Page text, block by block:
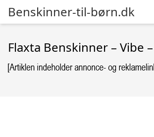
Benskinner-til-børn.dk
Flaxta Benskinner – Vibe